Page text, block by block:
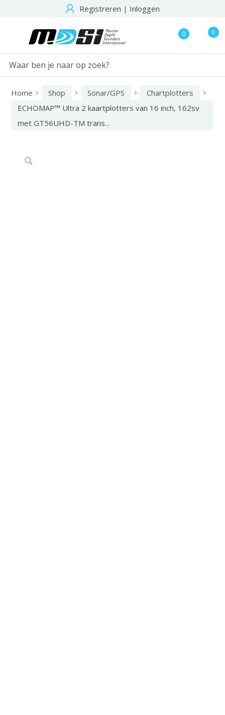
Registreren | Inloggen
0 0
Home Shop Sonar/GPS
Chartplotters
ECHOMAP™ Ultra 2 kaartplotters van 16 inch, 162sv
met GT56UHD-TM trans...